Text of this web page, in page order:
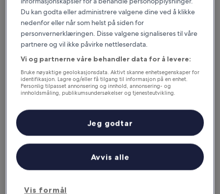
Gode grunner til å laste ned appen
vår
Motta rabatter på utvalgte hoteller i appen.
Hold deg oppdatert
Få tilgang til reiseruten din selv uten wi-fi.
Du kan godta eller administrere valgene dine ved å klikke
nedenfor eller når som helst på siden for
personvernerklæringen. Disse valgene signaliseres til våre
partnere og vil ikke påvirke nettleserdata.
Vi og partnerne våre behandler data for å levere:
Bruke nøyaktige geolokasjonsdata. Aktivt skanne enhetsegenskaper for
identifikasjon. Lagre og/eller få tilgang til informasjon på en enhet.
Personlig tilpasset annonsering og innhold, annonsering- og
innholdsmåling, publikumsundersøkelser og tjenesteutvikling.
Vis formål
Avvis alle
Jeg godtar